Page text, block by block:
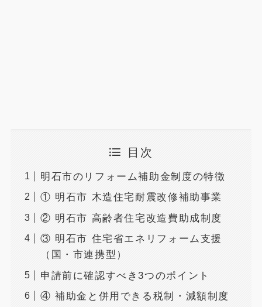
目次
明石市のリフォーム補助金制度の特徴
① 明石市 木造住宅耐震改修補助事業
② 明石市 高齢者住宅改造費助成制度
③ 明石市 住宅省エネリフォーム支援
（国・市連携型）
申請前に確認すべき3つのポイント
④ 補助金と併用できる税制・減額制度